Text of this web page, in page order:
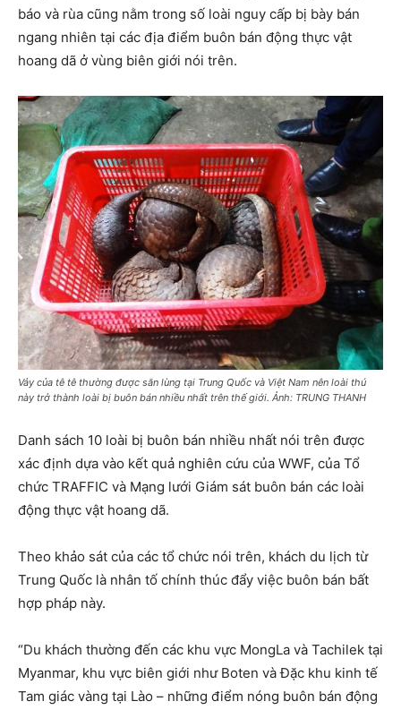
báo và rùa cũng nằm trong số loài nguy cấp bị bày bán
ngang nhiên tại các địa điểm buôn bán động thực vật
hoang dã ở vùng biên giới nói trên.
Vảy của tê tê thường được săn lùng tại Trung Quốc và Việt Nam nên loài thú
này trở thành loài bị buôn bán nhiều nhất trên thế giới. Ảnh: TRUNG THANH
Danh sách 10 loài bị buôn bán nhiều nhất nói trên được
xác định dựa vào kết quả nghiên cứu của WWF, của Tổ
chức TRAFFIC và Mạng lưới Giám sát buôn bán các loài
động thực vật hoang dã.
Theo khảo sát của các tổ chức nói trên, khách du lịch từ
Trung Quốc là nhân tố chính thúc đẩy việc buôn bán bất
hợp pháp này.
“Du khách thường đến các khu vực MongLa và Tachilek tại
Myanmar, khu vực biên giới như Boten và Đặc khu kinh tế
Tam giác vàng tại Lào – những điểm nóng buôn bán động